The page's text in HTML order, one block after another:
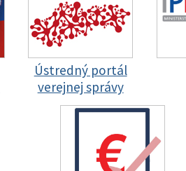
Ústredný portál
verejnej správy